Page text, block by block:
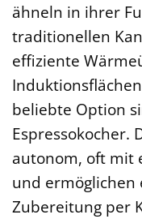
ähneln in ihrer
traditionellen
effiziente
beliebte Option
Espressokocher.
autonom, oft mit
und ermöglichen
Zubereitung per